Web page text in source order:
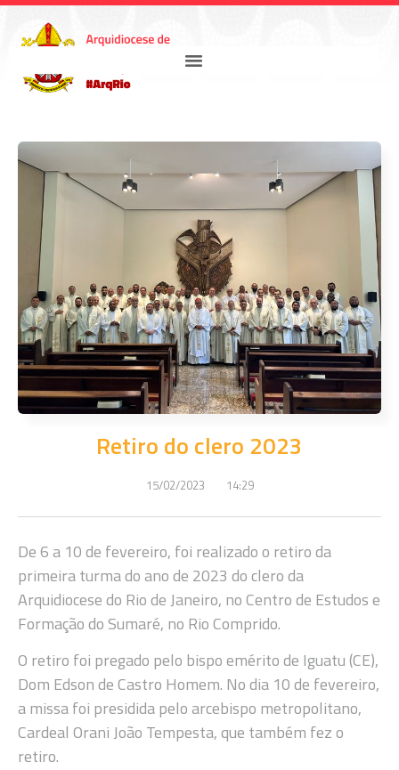
Retiro do clero 2023
15/02/2023 14:29
De 6 a 10 de fevereiro, foi realizado o retiro da
primeira turma do ano de 2023 do clero da
Arquidiocese do Rio de Janeiro, no Centro de Estudos e
Formação do Sumaré, no Rio Comprido.
O retiro foi pregado pelo bispo emérito de Iguatu (CE),
Dom Edson de Castro Homem. No dia 10 de fevereiro,
a missa foi presidida pelo arcebispo metropolitano,
Cardeal Orani João Tempesta, que também fez o
retiro.